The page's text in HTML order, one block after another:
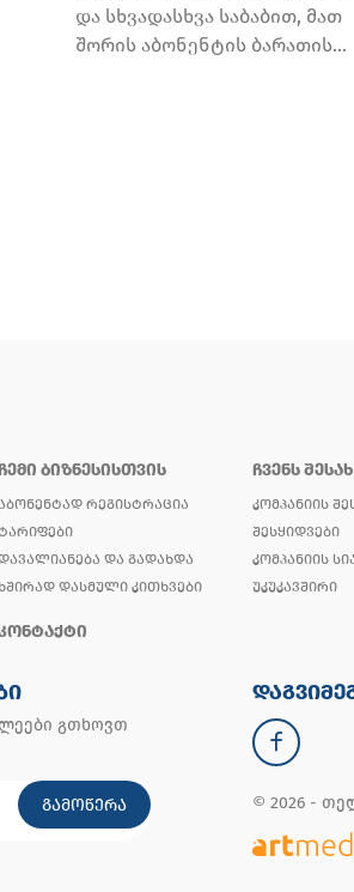
და სხვადასხვა საბაბით, მათ
შორის აბონენტის ბარათის...
ᲑᲘᲖᲜᲔᲡᲘᲡᲗᲕᲘᲡ
ᲠᲔᲒᲘᲡᲢᲠᲐᲪᲘᲐ
ᲓᲐ ᲒᲐᲓᲐᲮᲓᲐ
ᲮᲨᲘᲠᲐᲓ ᲓᲐᲡᲛᲣᲚᲘ ᲙᲘᲗᲮᲕᲔᲑᲘ
ᲩᲕᲔᲜᲡ
ᲙᲝᲛᲞᲐᲜᲘᲘᲡ
ᲨᲔᲡᲧᲘᲓᲕᲔᲑᲘ
ᲙᲝᲛᲞᲐᲜᲘᲘᲡ
ᲣᲙᲣᲙᲐᲕᲨᲘᲠᲘ
გთხოვთ
ᲒᲐᲛᲝᲬᲔᲠᲐ © 2026 -